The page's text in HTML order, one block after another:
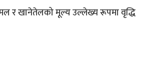
र खानेतेलको मूल्य उल्लेख्य रूपमा वृद्धि